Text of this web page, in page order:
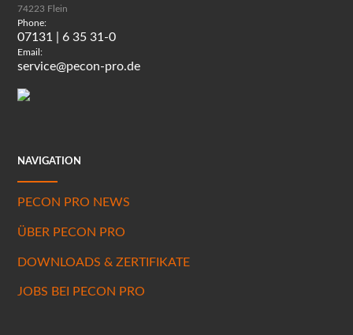
74223 Flein
Phone:
07131 | 6 35 31-0
Email:
service@pecon-pro.de
NAVIGATION
PECON PRO NEWS
ÜBER PECON PRO
DOWNLOADS & ZERTIFIKATE
JOBS BEI PECON PRO